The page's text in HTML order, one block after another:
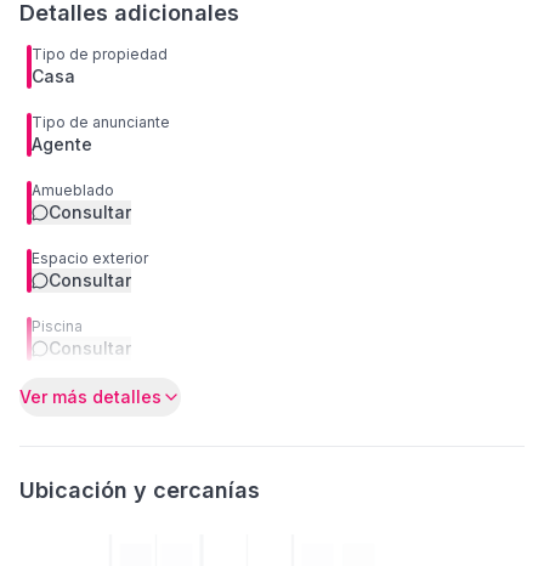
Detalles adicionales
Tipo de propiedad
Casa
Tipo de anunciante
Agente
Amueblado
Consultar
Espacio exterior
Consultar
Piscina
Consultar
Ver más detalles
Ubicación y cercanías